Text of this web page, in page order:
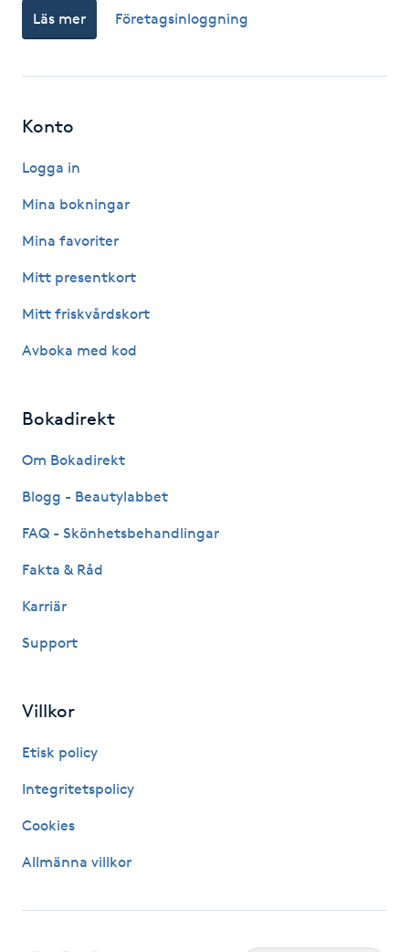
Hyperhidros
Hårbottenbehandling
Hårförlängning
Hälsa
IPL
IPL hårborttagning
Katun fransar
Läs mer Företagsinloggning
Konto
Logga in
Mina bokningar
Mina favoriter
Mitt presentkort
Mitt friskvårdskort
Avboka med kod
Bokadirekt
Om Bokadirekt
Blogg - Beautylabbet
FAQ - Skönhetsbehandlingar
Fakta & Råd
Karriär
Support
Villkor
Etisk policy
Integritetspolicy
Cookies
Allmänna villkor